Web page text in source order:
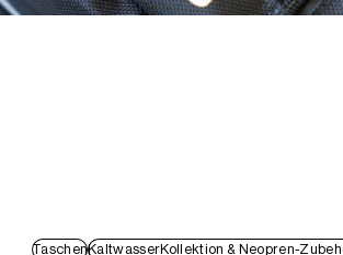
TaschenKaltwasserKollektion & Neopren-